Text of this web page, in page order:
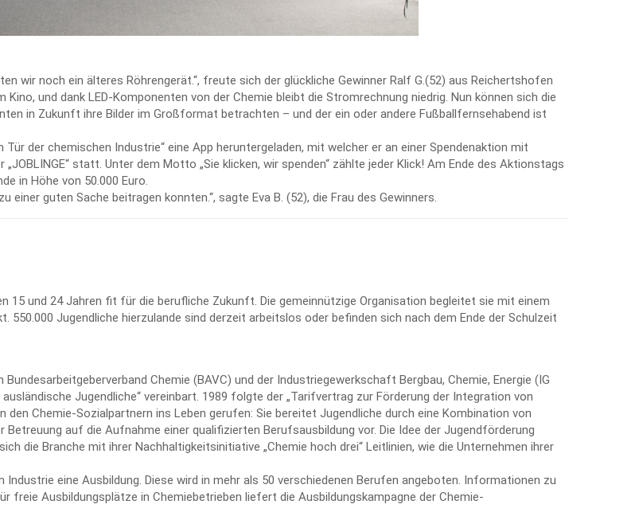
wir noch ein älteres Röhrengerät.“, freute sich der glückliche Gewinner Ralf G.(52) aus Reichertshofen
und dank LED-Komponenten von der Chemie bleibt die Stromrechnung niedrig. Nun können sich die
in Zukunft ihre Bilder im Großformat betrachten – und der ein oder andere Fußballfernsehabend ist
der chemischen Industrie“ eine App heruntergeladen, mit welcher er an einer Spendenaktion mit
statt. Unter dem Motto „Sie klicken, wir spenden“ zählte jeder Klick! Am Ende des Aktionstags
in Höhe von 50.000 Euro.
guten Sache beitragen konnten.“, sagte Eva B. (52), die Frau des Gewinners.
15 und 24 Jahren fit für die berufliche Zukunft. Die gemeinnützige Organisation begleitet sie mit einem
Jugendliche hierzulande sind derzeit arbeitslos oder befinden sich nach dem Ende der Schulzeit
Chemie (BAVC) und der Industriegewerkschaft Bergbau, Chemie, Energie (IG
Jugendliche“ vereinbart. 1989 folgte der „Tarifvertrag zur Förderung der Integration von
den Chemie-Sozialpartnern ins Leben gerufen: Sie bereitet Jugendliche durch eine Kombination von
auf die Aufnahme einer qualifizierten Berufsausbildung vor. Die Idee der Jugendförderung
die Branche mit ihrer Nachhaltigkeitsinitiative „Chemie hoch drei“ Leitlinien, wie die Unternehmen ihrer
eine Ausbildung. Diese wird in mehr als 50 verschiedenen Berufen angeboten. Informationen zu
freie Ausbildungsplätze in Chemiebetrieben liefert die Ausbildungskampagne der Chemie-